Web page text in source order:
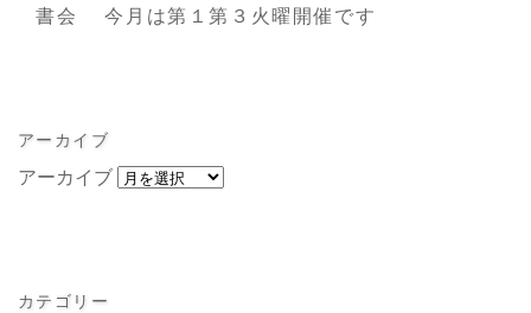
書会 今月は第１第３火曜開催です
アーカイブ
アーカイブ
カテゴリー